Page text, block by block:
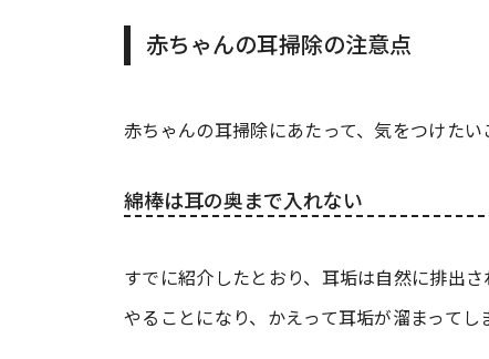
赤ちゃんの耳掃除の注意点
赤ちゃんの耳掃除にあたって、気をつけたい
綿棒は耳の奥まで入れない
すでに紹介したとおり、耳垢は自然に排出
やることになり、かえって耳垢が溜まってし